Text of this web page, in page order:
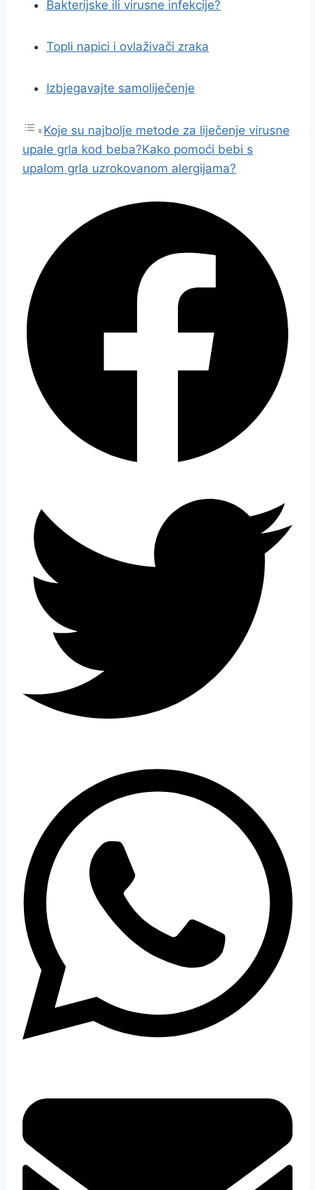
Bakterijske ili virusne infekcije?
Topli napici i ovlaživači zraka
Izbjegavajte samoliječenje
Koje su najbolje metode za liječenje virusne
upale grla kod beba?Kako pomoći bebi s
upalom grla uzrokovanom alergijama?